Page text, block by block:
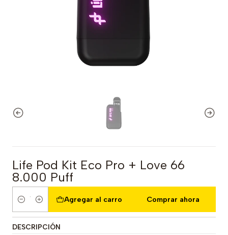
Life Pod Kit Eco Pro + Love 66
8.000 Puff
Cantidad
Agregar al carro Comprar ahora
DESCRIPCIÓN